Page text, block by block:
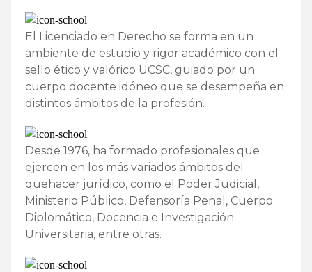
El Licenciado en Derecho se forma en un
ambiente de estudio y rigor académico con el
sello ético y valórico UCSC, guiado por un
cuerpo docente idóneo que se desempeña en
distintos ámbitos de la profesión.
Desde 1976, ha formado profesionales que
ejercen en los más variados ámbitos del
quehacer jurídico, como el Poder Judicial,
Ministerio Público, Defensoría Penal, Cuerpo
Diplomático, Docencia e Investigación
Universitaria, entre otras.